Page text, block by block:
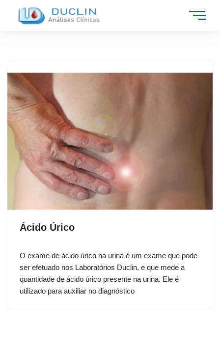
Ácido Úrico
O exame de ácido úrico na urina é um exame que pode
ser efetuado nos Laboratórios Duclin, e que mede a
quantidade de ácido úrico presente na urina. Ele é
utilizado para auxiliar no diagnóstico